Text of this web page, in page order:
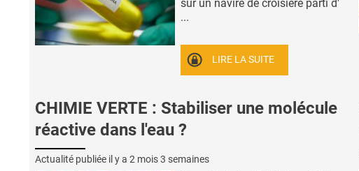
sur un navire de croisière parti d'
...
LIRE LA SUITE
CHIMIE VERTE : Stabiliser une molécule
réactive dans l'eau ?
Actualité publiée il y a 2 mois 3 semaines